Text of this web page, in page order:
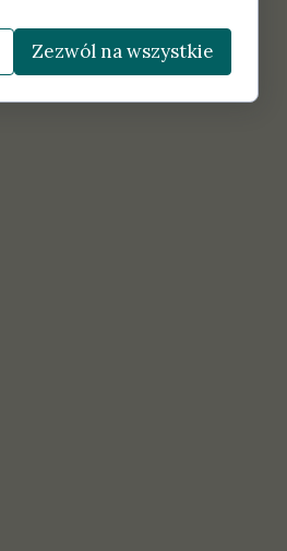
Zezwól na wszystkie